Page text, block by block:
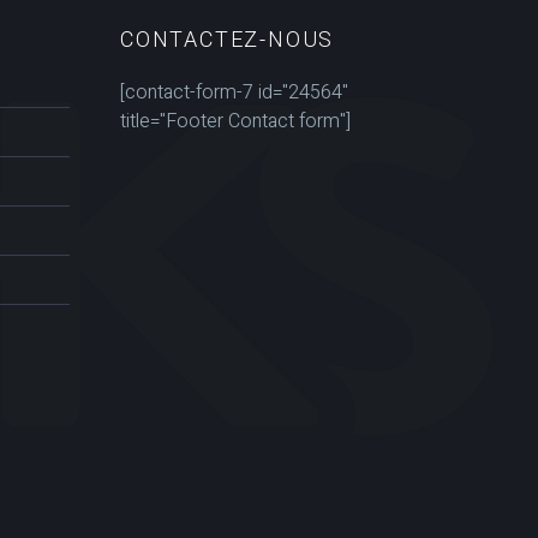
CONTACTEZ-NOUS
[contact-form-7 id="24564"
title="Footer Contact form"]